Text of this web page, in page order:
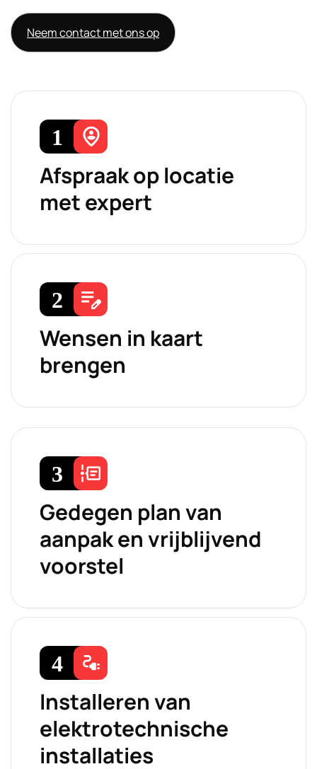
Neem contact met ons op
Afspraak op locatie
met expert
Wensen in kaart
brengen
Gedegen plan van
aanpak en vrijblijvend
voorstel
Installeren van
elektrotechnische
installaties